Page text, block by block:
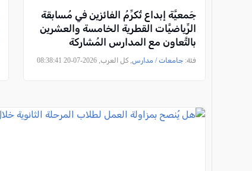
جَمعيَّة إبداع تُكرِّمُ الفائزين في مُسابقة
الرِّياضيَّات القطرية الخامسة والعشرين
بالتَّعاون مع المدارس المُشاركة
فئة: جامعات / مدارس, كل العرب, 2026-07-20 08:38:41